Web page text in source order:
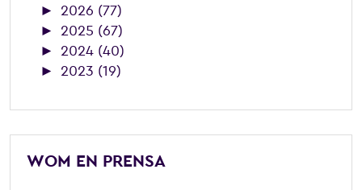
► 2026 (77)
► 2025 (67)
► 2024 (40)
► 2023 (19)
WOM EN PRENSA